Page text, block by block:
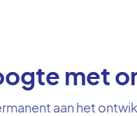
met
aan het